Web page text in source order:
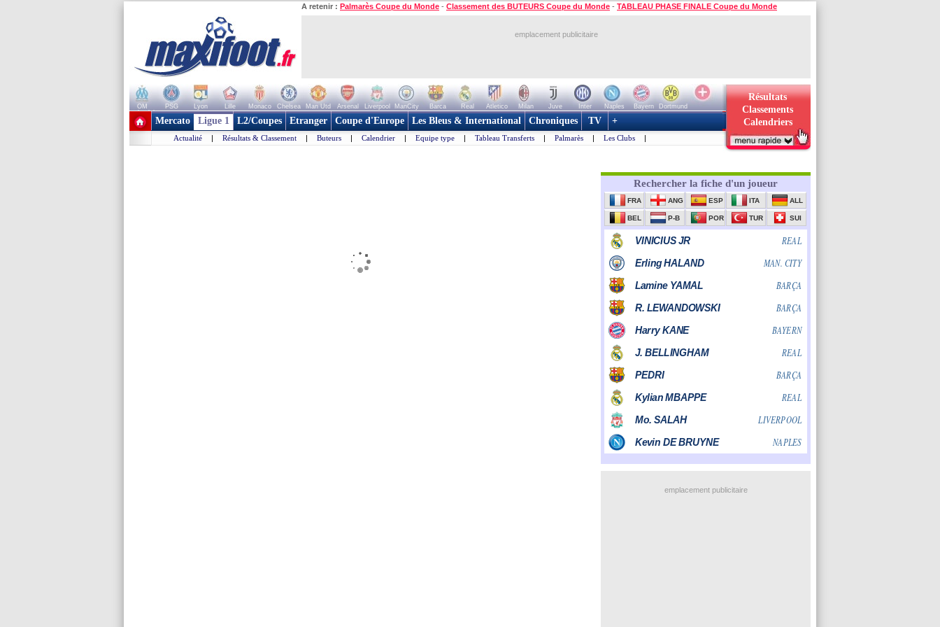
A retenir : Palmarès Coupe du Monde - Classement des BUTEURS Coupe du Monde - TABLEAU PHASE FINALE Coupe du Monde
emplacement publicitaire
OM PSG Lyon Lille Monaco Chelsea Man Utd Arsenal Liverpool ManCity Barca Real Atletico Milan Juve Inter Naples Bayern
Dortmund
+ de clubs
Résultats
Classements
Calendriers
Mercato Ligue 1 L2/Coupes Etranger Coupe d'Europe Les Bleus & International Chroniques TV +
Actualité | Résultats & Classement | Buteurs | Calendrier | Equipe type | Tableau Transferts | Palmarès | Les Clubs |
emplacement publicitaire